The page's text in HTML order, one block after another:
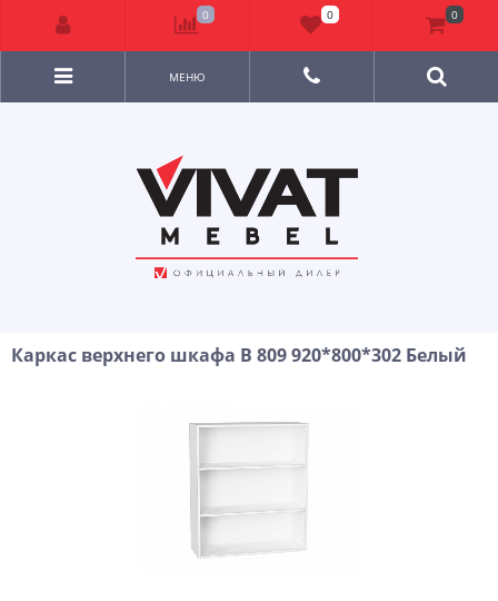
МЕНЮ
Каркас верхнего шкафа В 809 920*800*302 Белый
0 0 0